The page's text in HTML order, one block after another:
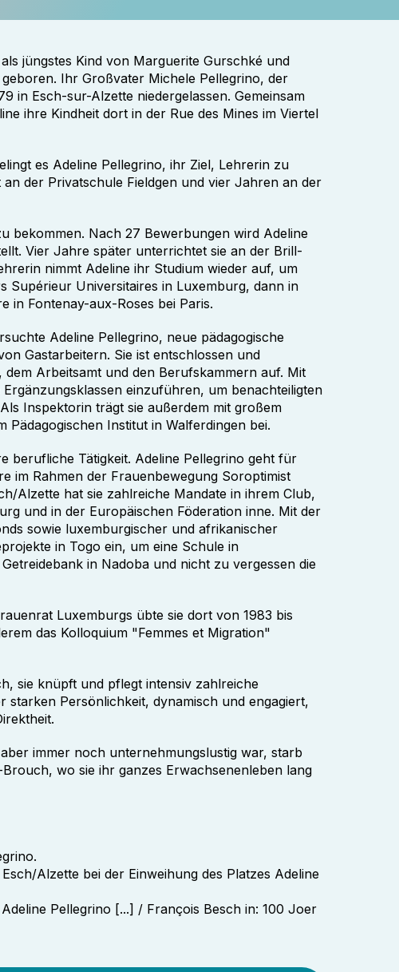
jüngstes Kind von Marguerite Gurschké und
Ihr Großvater Michele Pellegrino, der
in Esch-sur-Alzette niedergelassen. Gemeinsam
ihre Kindheit dort in der Rue des Mines im Viertel
es Adeline Pellegrino, ihr Ziel, Lehrerin zu
der Privatschule Fieldgen und vier Jahren an der
bekommen. Nach 27 Bewerbungen wird Adeline
Vier Jahre später unterrichtet sie an der Brill-
nimmt Adeline ihr Studium wieder auf, um
Supérieur Universitaires in Luxemburg, dann in
in Fontenay-aux-Roses bei Paris.
Adeline Pellegrino, neue pädagogische
Gastarbeitern. Sie ist entschlossen und
Arbeitsamt und den Berufskammern auf. Mit
einzuführen, um benachteiligten
Inspektorin trägt sie außerdem mit großem
Institut in Walferdingen bei.
berufliche Tätigkeit. Adeline Pellegrino geht für
im Rahmen der Frauenbewegung Soroptimist
Alzette hat sie zahlreiche Mandate in ihrem Club,
und in der Europäischen Föderation inne. Mit der
sowie luxemburgischer und afrikanischer
in Togo ein, um eine Schule in
in Nadoba und nicht zu vergessen die
Luxemburgs übte sie dort von 1983 bis
das Kolloquium "Femmes et Migration"
sie knüpft und pflegt intensiv zahlreiche
starken Persönlichkeit, dynamisch und engagiert,
immer noch unternehmungslustig war, starb
wo sie ihr ganzes Erwachsenenleben lang
Alzette bei der Einweihung des Platzes Adeline
Pellegrino [...] / François Besch in: 100 Joer